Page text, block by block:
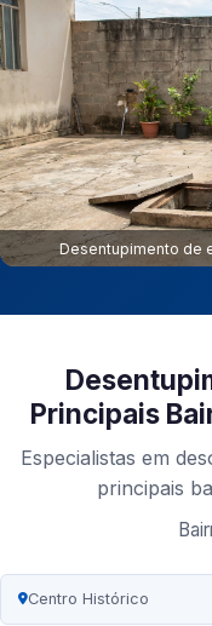
Desentupimento de
Principais
Especialistas em
principais
Centro Histórico